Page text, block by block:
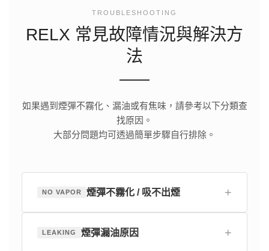
TROUBLESHOOTING
RELX 常見故障情況與解決方
法
如果遇到煙彈不霧化、漏油或有焦味，請參考以下分類查
找原因。
大部分問題均可透過簡單步驟自行排除。
NO VAPOR 煙彈不霧化 / 吸不出煙 +
LEAKING 煙彈漏油原因 +